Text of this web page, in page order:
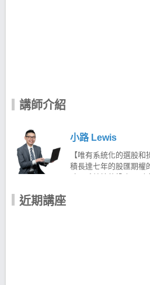
講師介紹
小路 Lewis
【唯有系統化的選股
積長達七年的股匯期權
確、系統性的投資理財
股票、外匯保證金、
近期講座